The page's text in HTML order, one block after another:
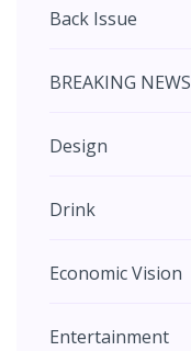
Back Issue
BREAKING NEWS
Design
Drink
Economic Vision
Entertainment